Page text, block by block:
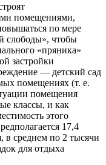
помещениями,
по мере
слободы», чтобы
«пряника»
застройки
— детский сад
помещениях (т. е.
помещения
классы, и как
этого
17,4
в среднем по 2 тысячи
для отдыха